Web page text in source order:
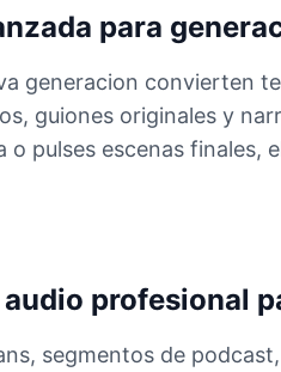
para
generacion convierten
guiones originales y
o pulses escenas
profesional
segmentos de